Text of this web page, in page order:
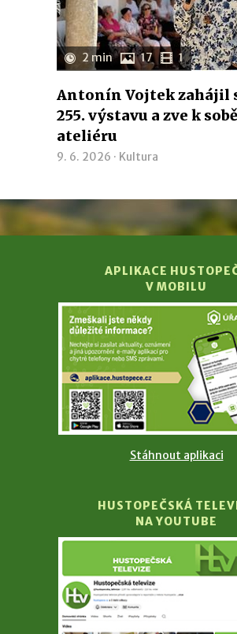
2 min 17 1
Antonín Vojtek zahájil
255. výstavu a zve k
ateliéru
9. 6. 2026 · Kultura
APLIKACE
V MOBILU
Stáhnout aplikaci
HUSTOPEČSKÁ
NA YOUTUBE